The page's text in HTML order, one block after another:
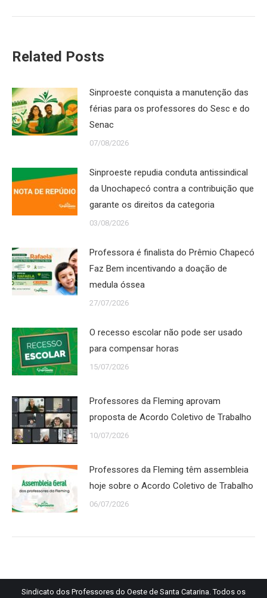
Related Posts
Sinproeste conquista a manutenção das
férias para os professores do Sesc e do
Senac
07/08/2026
Sinproeste repudia conduta antissindical
da Unochapecó contra a contribuição que
garante os direitos da categoria
03/08/2026
Professora é finalista do Prêmio Chapecó
Faz Bem incentivando a doação de
medula óssea
27/07/2026
O recesso escolar não pode ser usado
para compensar horas
15/07/2026
Professores da Fleming aprovam
proposta de Acordo Coletivo de Trabalho
10/07/2026
Professores da Fleming têm assembleia
hoje sobre o Acordo Coletivo de Trabalho
06/07/2026
Sindicato dos Professores do Oeste de Santa Catarina. Todos os